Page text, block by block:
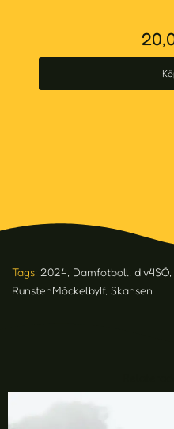
Tags: 2024, Damfotboll, div4SÖ,
RunstenMöckelbyIf, Skansen